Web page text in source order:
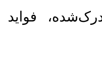
، فواید